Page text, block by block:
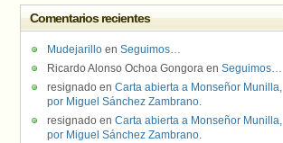
Comentarios recientes
Mudejarillo en Seguimos…
Ricardo Alonso Ochoa Gongora en Seguimos…
resignado en Carta abierta a Monseñor Munilla,
por Miguel Sánchez Zambrano.
resignado en Carta abierta a Monseñor Munilla,
por Miguel Sánchez Zambrano.